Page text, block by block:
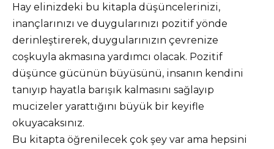
Hay elinizdeki bu kitapla düşüncelerinizi,
inançlarınızı ve duygularınızı pozitif yönde
derinleştirerek, duygularınızın çevrenize
coşkuyla akmasına yardımcı olacak. Pozitif
düşünce gücünün büyüsünü, insanın kendini
tanıyıp hayatla barışık kalmasını sağlayıp
mucizeler yarattığını büyük bir keyifle
okuyacaksınız.
Bu kitapta öğrenilecek çok şey var ama hepsini